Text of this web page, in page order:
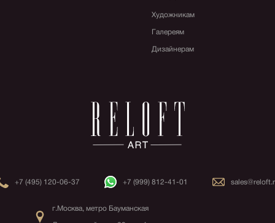
Художникам
Галереям
Дизайнерам
+7 (495) 120-06-37 +7 (999) 812-41-01
г.Москва, метро Бауманская